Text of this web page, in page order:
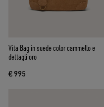
Vita Bag in suede color cammello e
dettagli oro
€ 995